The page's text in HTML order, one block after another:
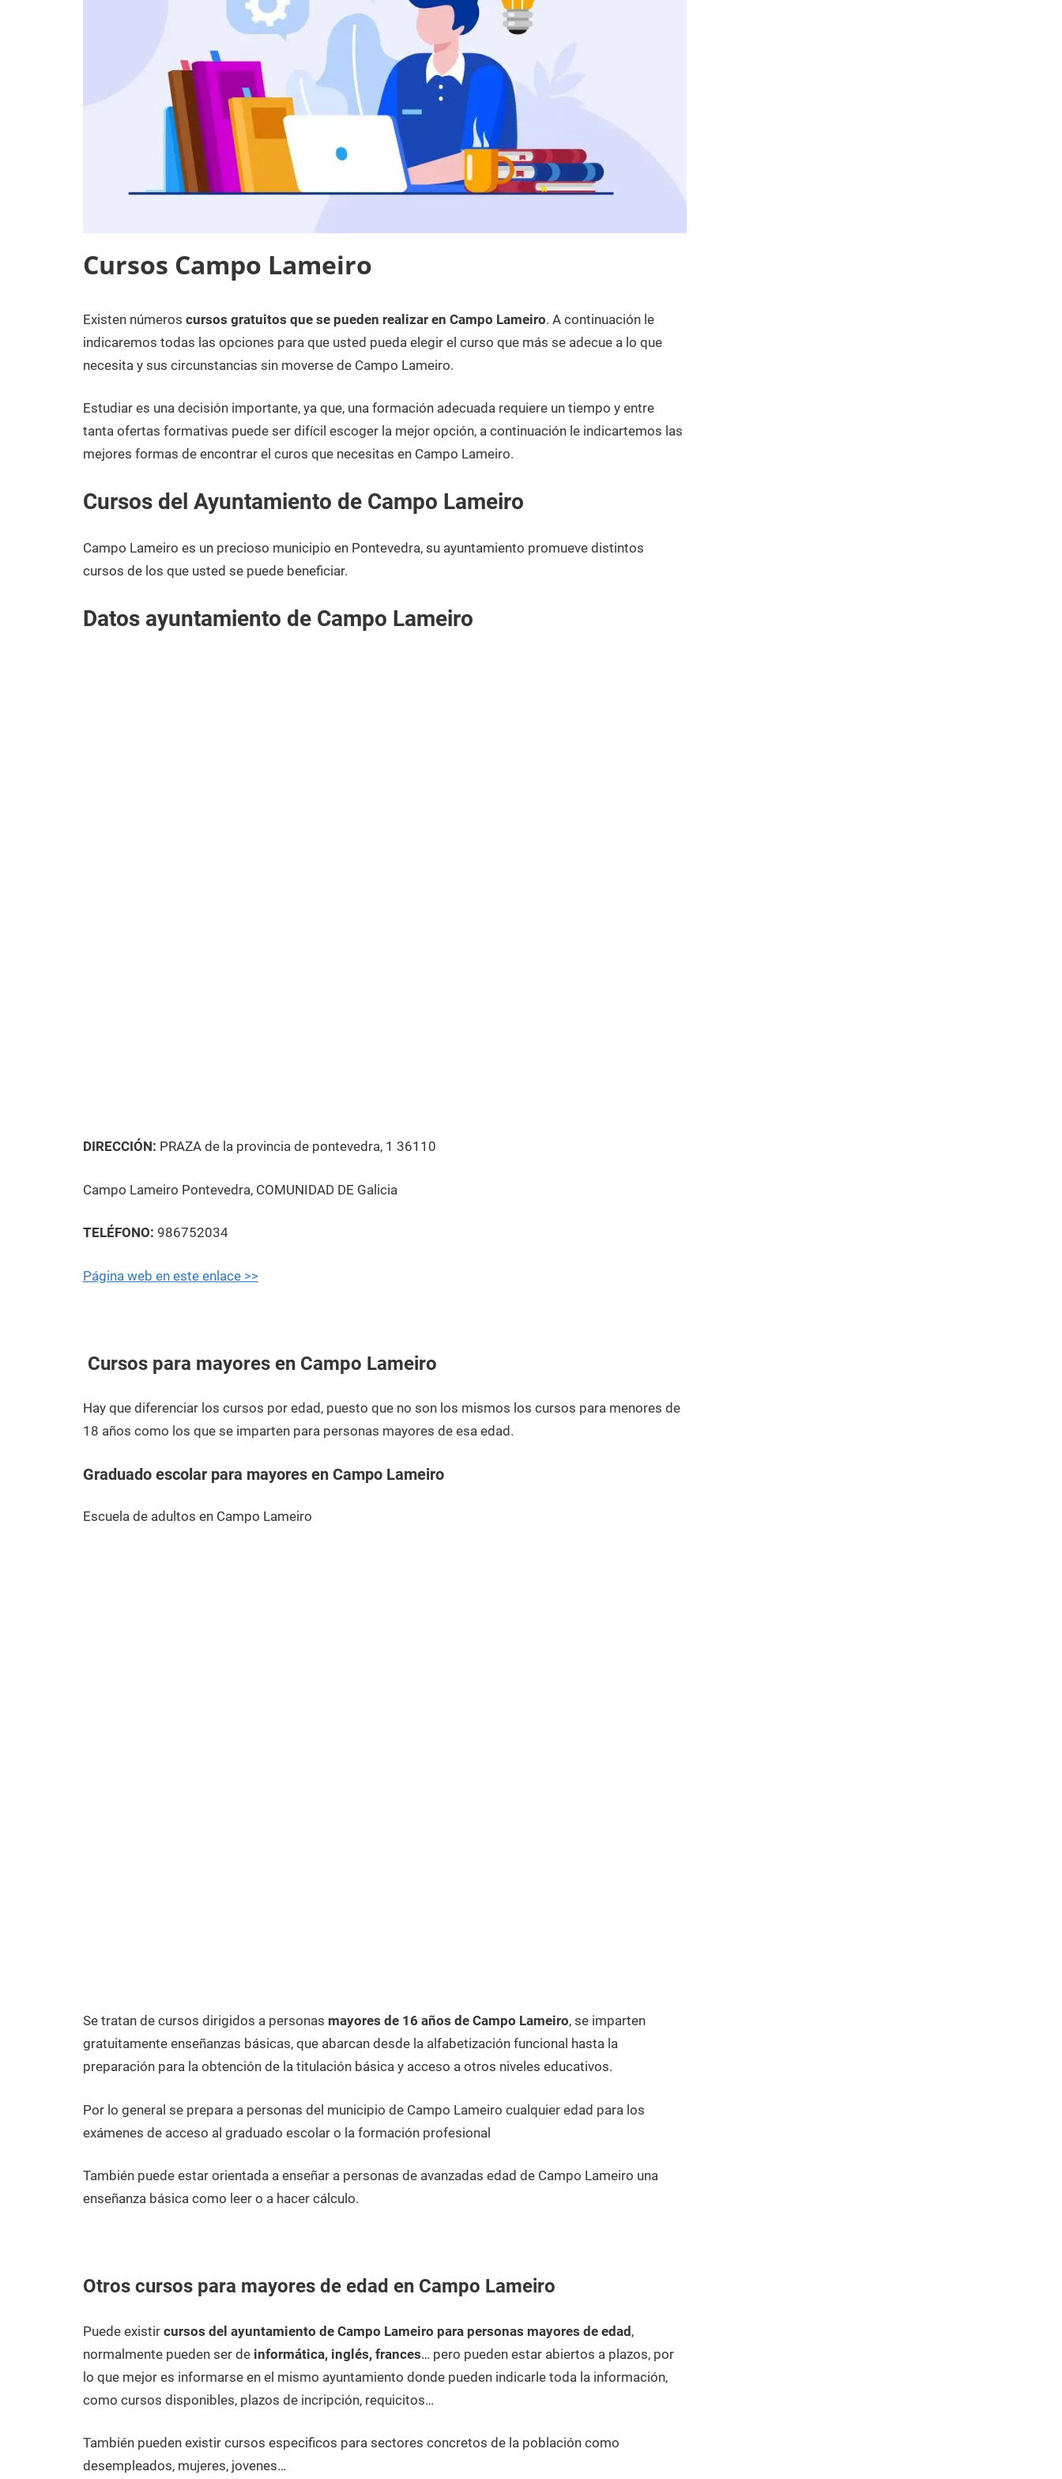
Cursos Campo Lameiro
8
de
enero
2021
Maria
Cursos
en
Pontevedra
Existen números cursos gratuitos que se pueden realizar en Campo Lameiro. A continuación le
indicaremos todas las opciones para que usted pueda elegir el curso que más se adecue a lo que
necesita y sus circunstancias sin moverse de Campo Lameiro.
Estudiar es una decisión importante, ya que, una formación adecuada requiere un tiempo y entre
tanta ofertas formativas puede ser difícil escoger la mejor opción, a continuación le indicartemos las
mejores formas de encontrar el curos que necesitas en Campo Lameiro.
Cursos del Ayuntamiento de Campo Lameiro
Campo Lameiro es un precioso municipio en Pontevedra, su ayuntamiento promueve distintos
cursos de los que usted se puede beneficiar.
Datos ayuntamiento de Campo Lameiro
DIRECCIÓN: PRAZA de la provincia de pontevedra, 1 36110
Campo Lameiro Pontevedra, COMUNIDAD DE Galicia
TELÉFONO: 986752034
Página web en este enlace >>
Cursos para mayores en Campo Lameiro
Hay que diferenciar los cursos por edad, puesto que no son los mismos los cursos para menores de
18 años como los que se imparten para personas mayores de esa edad.
Graduado escolar para mayores en Campo Lameiro
Escuela de adultos en Campo Lameiro
Se tratan de cursos dirigidos a personas mayores de 16 años de Campo Lameiro, se imparten
gratuitamente enseñanzas básicas, que abarcan desde la alfabetización funcional hasta la
preparación para la obtención de la titulación básica y acceso a otros niveles educativos.
Por lo general se prepara a personas del municipio de Campo Lameiro cualquier edad para los
exámenes de acceso al graduado escolar o la formación profesional
También puede estar orientada a enseñar a personas de avanzadas edad de Campo Lameiro una
enseñanza básica como leer o a hacer cálculo.
Otros cursos para mayores de edad en Campo Lameiro
Puede existir cursos del ayuntamiento de Campo Lameiro para personas mayores de edad,
normalmente pueden ser de informática, inglés, frances… pero pueden estar abiertos a plazos, por
lo que mejor es informarse en el mismo ayuntamiento donde pueden indicarle toda la información,
como cursos disponibles, plazos de incripción, requicitos…
También pueden existir cursos especificos para sectores concretos de la población como
desempleados, mujeres, jovenes…